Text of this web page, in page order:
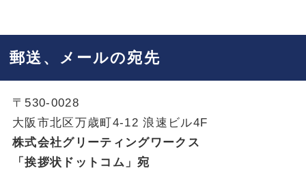
郵送、メールの宛先
〒530-0028
大阪市北区万歳町4-12 浪速ビル4F
株式会社グリーティングワークス
「挨拶状ドットコム」宛